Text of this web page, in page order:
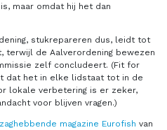
maar omdat hij het dan
stukrepareren dus, leidt tot
terwijl de Aalverordening bewezen
zelf concludeert. (Fit for
dat het in elke lidstaat tot in de
lokale verbetering is er zeker,
voor blijven vragen.)
magazine Eurofish van